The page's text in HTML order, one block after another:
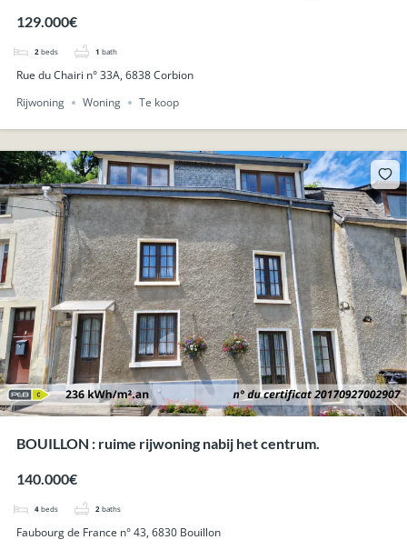
129.000€
2 beds 1 bath
Rue du Chairi n° 33A, 6838 Corbion
Rijwoning
Woning Te koop
BOUILLON : ruime rijwoning nabij het centrum.
140.000€
4 beds 2 baths
Faubourg de France n° 43, 6830 Bouillon